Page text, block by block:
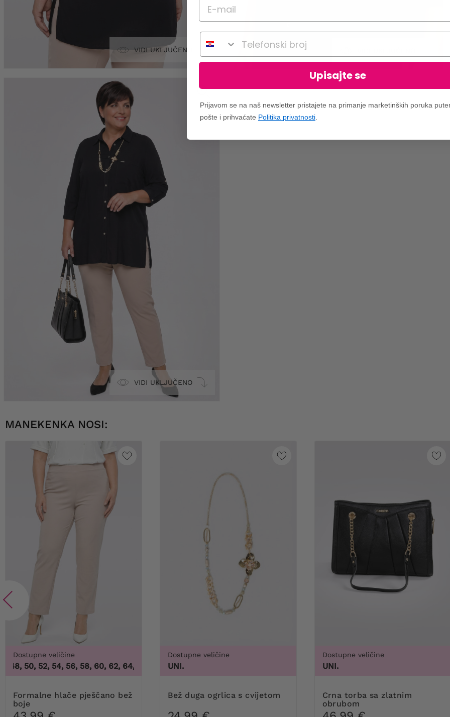
VIDI UKLJUČENO
VIDI UKLJUČENO
MANEKENKA NOSI:
Dostupne veličine
50, 52, 54, 56, 58, 60, 62, 64 ,46, 48, 50, 52, 54, 56, 58, 60, 62, 64
Formalne hlače pješčano bež
boje
Dostupne veličine
UNI.
Bež duga ogrlica s cvijetom
Dostupne veličine
UNI.
Crna torba sa zlatnim
obrubom
Telefonski broj
Upisajte se
Prijavom se na naš newsletter pristajete na primanje marketinških poruka
pošte i prihvaćate Politika privatnosti